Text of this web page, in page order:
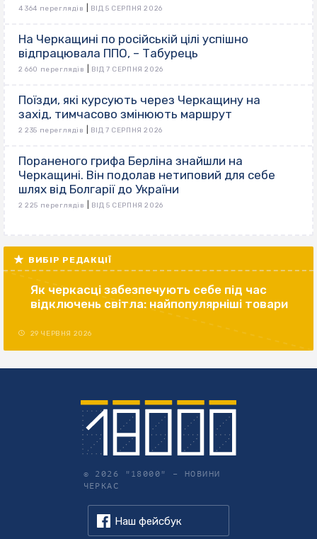
4 364 переглядів ВІД 5 СЕРПНЯ 2026
На Черкащині по російській цілі успішно
відпрацювала ППО, – Табурець
2 660 переглядів ВІД 7 СЕРПНЯ 2026
Поїзди, які курсують через Черкащину на
захід, тимчасово змінюють маршрут
2 235 переглядів ВІД 7 СЕРПНЯ 2026
Пораненого грифа Берліна знайшли на
Черкащині. Він подолав нетиповий для себе
шлях від Болгарії до України
2 225 переглядів ВІД 5 СЕРПНЯ 2026
ВИБІР РЕДАКЦІЇ
Як черкасці забезпечують себе під час
відключень світла: найпопулярніші товари
29 ЧЕРВНЯ 2026
© 2026 "18000" – НОВИНИ
ЧЕРКАС
Наш фейсбук